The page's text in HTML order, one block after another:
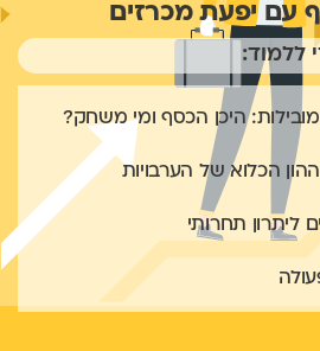
עם יפעת מכרזים
ללמוד:
היכן הכסף ומי משחק?
הכלוא של הערבויות
ליתרון תחרותי